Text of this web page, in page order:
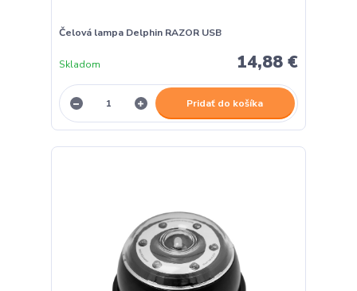
Čelová lampa Delphin RAZOR USB
14,88 €
Skladom
Pridať do košíka